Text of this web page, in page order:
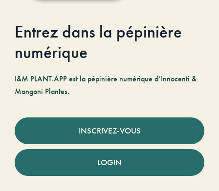
Entrez dans la pépinière
numérique
I&M PLANT.APP est la pépinière numérique d’Innocenti &
Mangoni Plantes.
INSCRIVEZ-VOUS
LOGIN